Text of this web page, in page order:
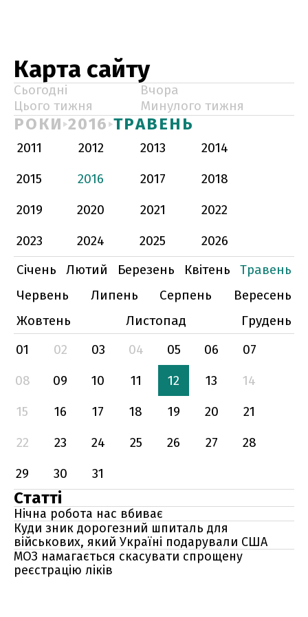
Карта сайту
Сьогодні
Вчора
Цього тижня
Минулого тижня
РОКИ 2016 ТРАВЕНЬ
2011 2012 2013
2014
2015
2016 2017
2018
2019
2020 2021
2022
2023
2024 2025
2026
Січень
Лютий Березень Квітень
Травень
Червень
Липень Серпень
Вересень
Жовтень
Листопад
Грудень
01
02 03 04 05 06
07
08
09 10 11 12 13
14
15
16 17 18 19 20
21
22
23 24 25 26 27
28
29
30 31
Статті
Нічна робота нас вбиває
Куди зник дорогезний шпиталь для
військових, який Україні подарували США
МОЗ намагається скасувати спрощену
реєстрацію ліків